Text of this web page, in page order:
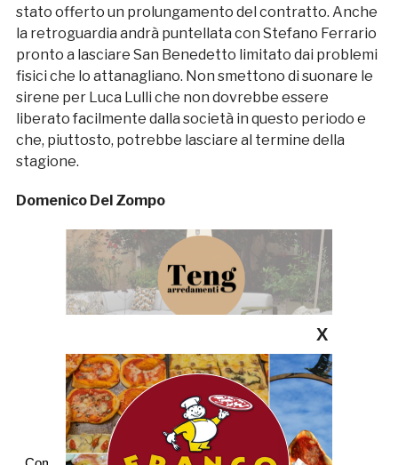
stato offerto un prolungamento del contratto. Anche
la retroguardia andrà puntellata con Stefano Ferrario
pronto a lasciare San Benedetto limitato dai problemi
fisici che lo attanagliano. Non smettono di suonare le
sirene per Luca Lulli che non dovrebbe essere
liberato facilmente dalla società in questo periodo e
che, piuttosto, potrebbe lasciare al termine della
stagione.
Domenico Del Zompo
X